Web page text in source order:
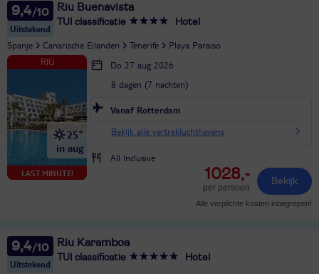
9,4
Uitstekend
Riu Buenavista
TUI classificatie Hotel
Spanje Canarische Eilanden Tenerife Playa Paraiso
LAST MINUTE!
25°
in aug
Do 27 aug 2026
8 dagen (7 nachten)
Vanaf Rotterdam
Bekijk alle vertrekluchthavens
All Inclusive
1028,-
per persoon
Bekijk
Alle verplichte kosten inbegrepen!
9,4
Uitstekend
Riu Karamboa
TUI classificatie Hotel